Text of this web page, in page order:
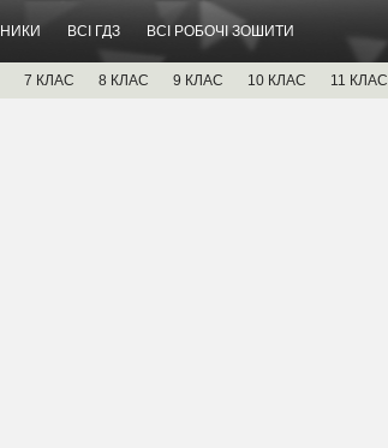
ВСІ ГДЗ ВСІ РОБОЧІ ЗОШИТИ
7 КЛАС 8 КЛАС 9 КЛАС 10 КЛАС 11 КЛАС